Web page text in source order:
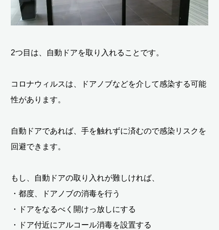
2つ目は、自動ドアを取り入れることです。
コロナウィルスは、ドアノブなどを介して感染する可能
性があります。
自動ドアであれば、手を触れずに済むので感染リスクを
回避できます。
もし、自動ドアの取り入れが難しければ、
・都度、ドアノブの消毒を行う
・ドアをなるべく開けっ放しにする
・ドア付近にアルコール消毒を設置する